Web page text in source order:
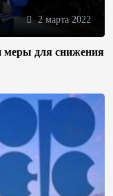
2 марта 2022
меры для снижения